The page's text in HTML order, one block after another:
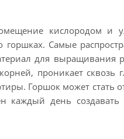
кислородом и
горшках. Самые
для выращивания
проникает сквозь
Горшок может стать
каждый день создавать